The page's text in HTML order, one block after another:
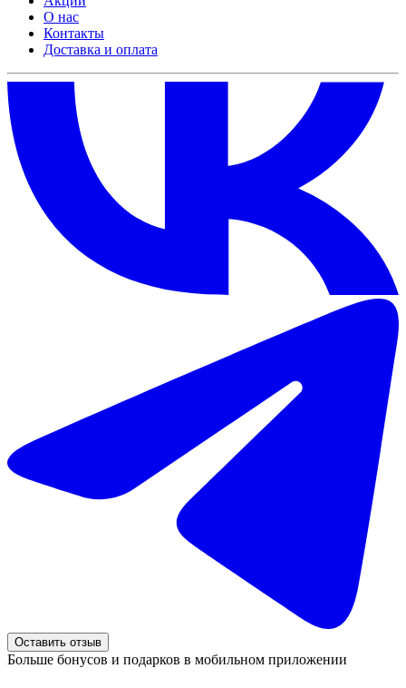
О нас
Контакты
Доставка и оплата
Оставить отзыв
Больше бонусов и подарков в мобильном приложении